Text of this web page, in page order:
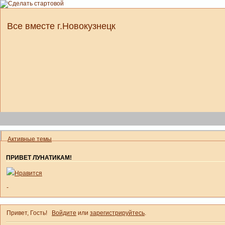
Все вместе г.Новокузнецк
Активные темы
ПРИВЕТ ЛУНАТИКАМ!
Нравится
-
Привет, Гость! Войдите или зарегистрируйтесь.